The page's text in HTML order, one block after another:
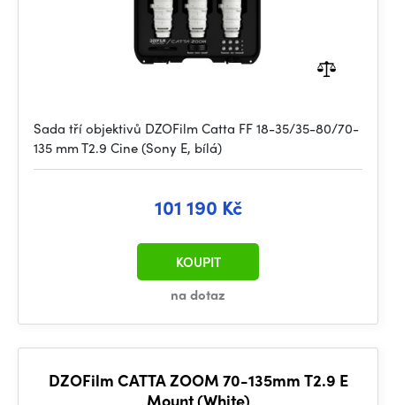
Sada tří objektivů DZOFilm Catta FF 18-35/35-80/70-
135 mm T2.9 Cine (Sony E, bílá)
101 190 Kč
na dotaz
KOUPIT
DZOFilm CATTA ZOOM 70-135mm T2.9 E
Mount (White)